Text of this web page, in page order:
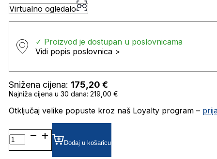
Virtualno ogledalo
✓ Proizvod je dostupan u poslovnicama
Vidi popis poslovnica >
Snižena cijena: 175,20 €
Najniža cijena u 30 dana: 219,00 €
Otključaj velike popuste kroz naš Loyalty program –
0RB2204
GRADIJENT SUNČANE
NAOČALE
Dodaj u košaricu